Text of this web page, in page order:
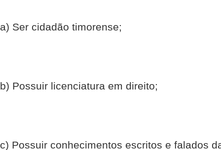
a) Ser cidadão timorense;
b) Possuir licenciatura em direito;
c) Possuir conhecimentos escritos e falados